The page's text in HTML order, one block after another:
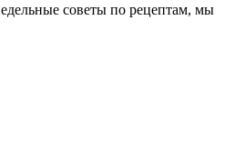
советы по рецептам, мы